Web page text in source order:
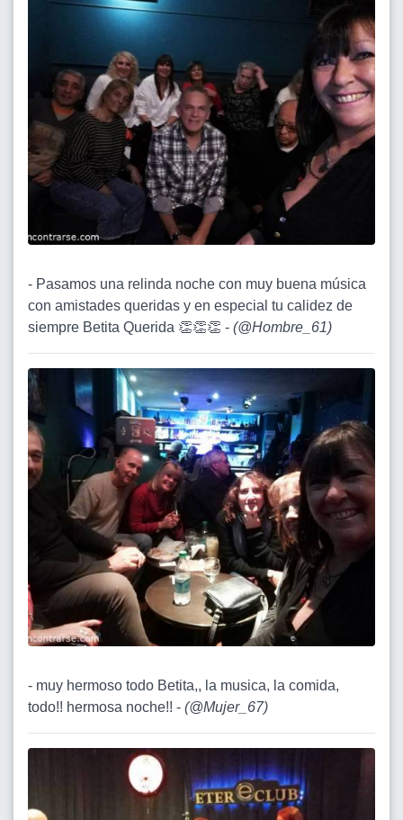
- Pasamos una relinda noche con muy buena música
con amistades queridas y en especial tu calidez de
siempre Betita Querida 👏👏👏 - (@Hombre_61)
- muy hermoso todo Betita,, la musica, la comida,
todo!! hermosa noche!! - (@Mujer_67)